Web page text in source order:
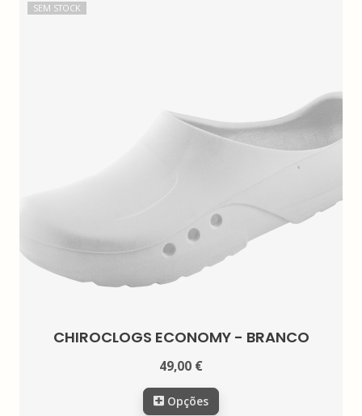
SEM STOCK
CHIROCLOGS ECONOMY - BRANCO
49,00 €
Opções